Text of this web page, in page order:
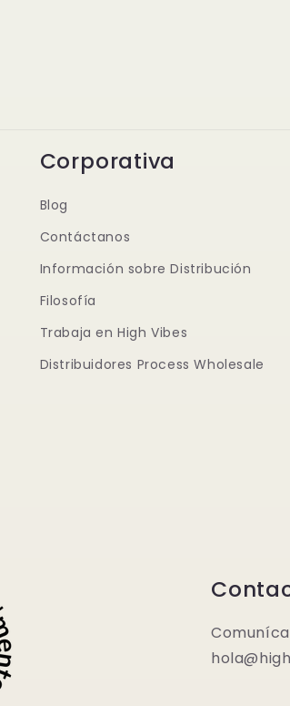
Corporativa
Blog
Contáctanos
Información sobre Distribución
Filosofía
Trabaja en High Vibes
Distribuidores Process Wholesale